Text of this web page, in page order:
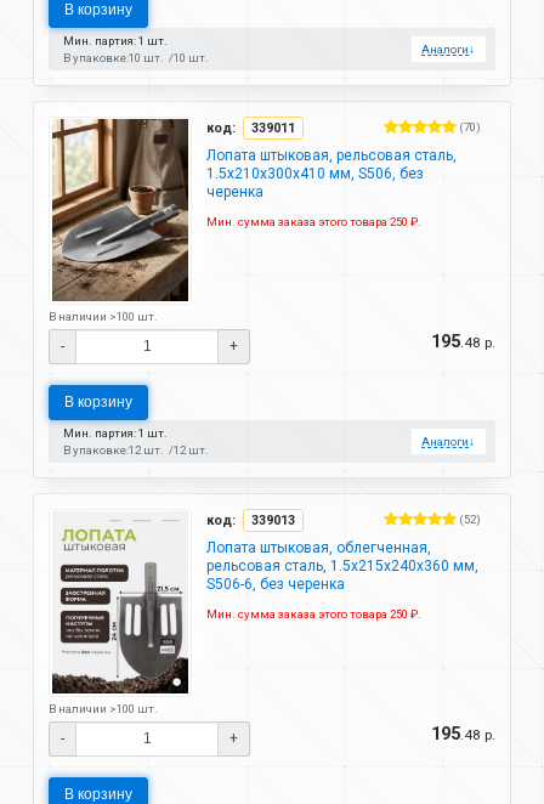
В корзину
Мин. партия: 1 шт.
В упаковке:10 шт. 10 шт.
Аналоги↓
код: 339011 (70)
Лопата штыковая, рельсовая сталь,
1.5х210х300х410 мм, S506, без
черенка
Мин. сумма заказа этого товара 250 ₽.
В наличии >100 шт.
- + 195 .48 р.
В корзину
Мин. партия: 1 шт.
В упаковке:12 шт. 12 шт.
Аналоги↓
код: 339013 (52)
Лопата штыковая, облегченная,
рельсовая сталь, 1.5х215х240х360 мм,
S506-6, без черенка
Мин. сумма заказа этого товара 250 ₽.
В наличии >100 шт.
- + 195 .48 р.
В корзину